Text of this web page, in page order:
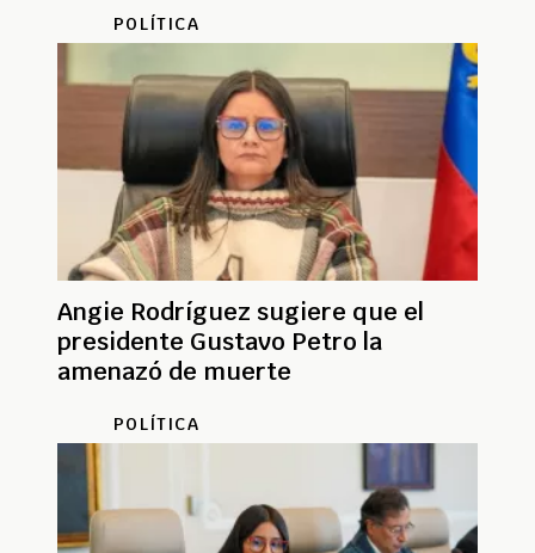
POLÍTICA
Angie Rodríguez sugiere que el
presidente Gustavo Petro la
amenazó de muerte
POLÍTICA